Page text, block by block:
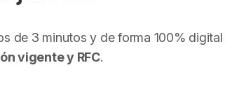
de 3 minutos y de forma 100% digital
vigente y RFC.